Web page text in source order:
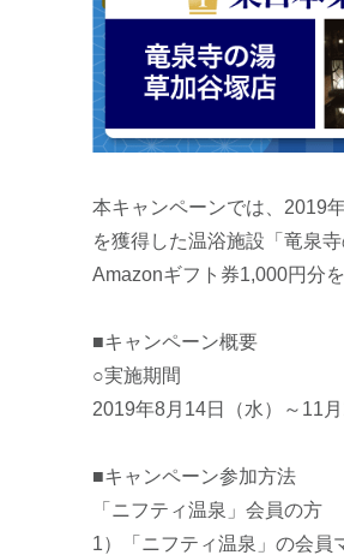
本キャンペーンでは、2019
を獲得した温浴施設「竜泉
Amazonギフト券1,000円分
■キャンペーン概要
○実施期間
2019年8月14日（水）～11月
■キャンペーン参加方法
「ニフティ温泉」会員の方
1）「ニフティ温泉」の会員